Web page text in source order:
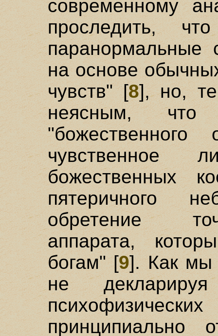
современному
проследить,
паранормальные
на основе
чувств" [8], но,
неясным, что
чувственное
божественных
пятеричного
обретение
аппарата,
богам" [9]. Как мы
не
принципиально